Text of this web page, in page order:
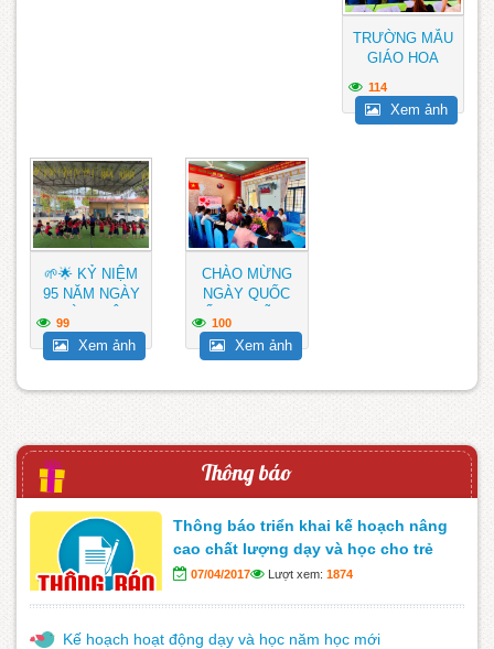
TRƯỜNG MẪU
GIÁO HOA
HIỆN TIẾT DẠY
CHUYÊN...
114
Xem ảnh
🌱🌟 KỶ NIỆM
95 NĂM NGÀY
ĐOÀN THANH
NIÊN...
99
Xem ảnh
CHÀO MỪNG
NGÀY QUỐC
– TRƯỜNG
MẪU...
100
Xem ảnh
Thông báo
Thông báo triển khai kế hoạch nâng
cao chất lượng dạy và học cho trẻ
07/04/2017 Lượt xem: 1874
Kế hoạch hoạt động dạy và học năm học mới